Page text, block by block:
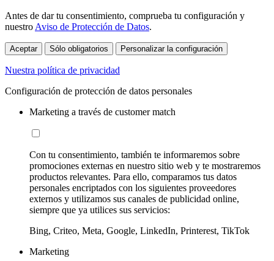
Antes de dar tu consentimiento, comprueba tu configuración y
nuestro Aviso de Protección de Datos.
Aceptar Sólo obligatorios Personalizar la configuración
Nuestra política de privacidad
Configuración de protección de datos personales
Marketing a través de customer match
Con tu consentimiento, también te informaremos sobre
promociones externas en nuestro sitio web y te mostraremos
productos relevantes. Para ello, comparamos tus datos
personales encriptados con los siguientes proveedores
externos y utilizamos sus canales de publicidad online,
siempre que ya utilices sus servicios:
Bing, Criteo, Meta, Google, LinkedIn, Printerest, TikTok
Marketing